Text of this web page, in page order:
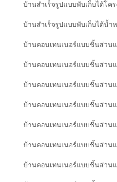
บ้านสำเร็จรูปแบบพับเก็บได้โคร
บ้านสำเร็จรูปแบบพับเก็บได้น้ำ
บ้านคอนเทนเนอร์แบบชิ้นส่วน
บ้านคอนเทนเนอร์แบบชิ้นส่วน
บ้านคอนเทนเนอร์แบบชิ้นส่วน
บ้านคอนเทนเนอร์แบบชิ้นส่วน
บ้านคอนเทนเนอร์แบบชิ้นส่วนแ
บ้านคอนเทนเนอร์แบบชิ้นส่วน
บ้านคอนเทนเนอร์แบบชิ้นส่วน